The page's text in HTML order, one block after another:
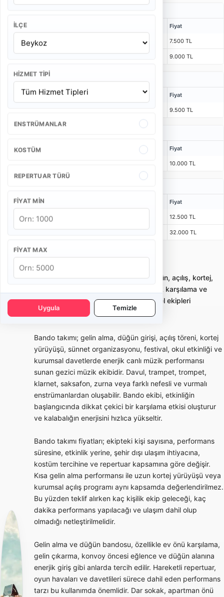
İLÇE
HIZMET TIPI
ENSTRÜMANLAR
KOSTÜM
REPERTUAR TÜRÜ
FIYAT MIN
FIYAT MAX
Uygula Temizle
Fiyat
7.500 TL
9.000 TL
Bulunma Süresi Fiyat
9.500 TL
Fiyat
10.000 TL
Fiyat
12.500 TL
32.000 TL
İstanbul Beykoz Bando Takımı
Bando takımı kiralama; gelin alma, düğün, açılış, kortej,
sünnet ve kurumsal etkinliklerde enerjik karşılama ve
yürüyüş performansı sunan profesyonel ekipleri
karşılaştırmayı sağlar.
Bando takımı; gelin alma, düğün girişi, açılış töreni, kortej
yürüyüşü, sünnet organizasyonu, festival, okul etkinliği ve
kurumsal davetlerde enerjik canlı müzik performansı
sunan gezici müzik ekibidir. Davul, trampet, trompet,
klarnet, saksafon, zurna veya farklı nefesli ve vurmalı
enstrümanlardan oluşabilir. Bando ekibi, etkinliğin
başlangıcında dikkat çekici bir karşılama etkisi oluşturur
ve kalabalığın enerjisini hızlıca yükseltir.
Bando takımı fiyatları; ekipteki kişi sayısına, performans
süresine, etkinlik yerine, şehir dışı ulaşım ihtiyacına,
kostüm tercihine ve repertuar kapsamına göre değişir.
Kısa gelin alma performansı ile uzun kortej yürüyüşü veya
kurumsal açılış programı aynı kapsamda değerlendirilmez.
Bu yüzden teklif alırken kaç kişilik ekip geleceği, kaç
dakika performans yapılacağı ve ulaşım dahil olup
olmadığı netleştirilmelidir.
Gelin alma ve düğün bandosu, özellikle ev önü karşılama,
gelin çıkarma, konvoy öncesi eğlence ve düğün alanına
enerjik giriş gibi anlarda tercih edilir. Hareketli repertuar,
oyun havaları ve davetlileri sürece dahil eden performans
tarzı bu kullanımda önemlidir. Dar sokak, apartman önü